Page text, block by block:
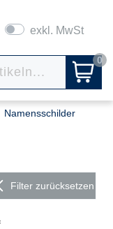
exkl. MwSt
0
Namensschilder
Filter zurücksetzen